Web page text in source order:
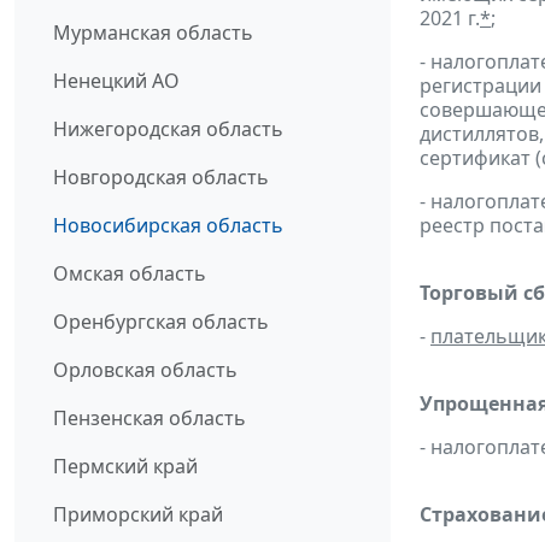
Мурманская область
Ненецкий АО
Нижегородская область
Новгородская область
Новосибирская область
Омская область
Оренбургская область
Орловская область
Пензенская область
Пермский край
Приморский край
2021 г.*;
-
сертификат
-
реестр
Торговый
-
-